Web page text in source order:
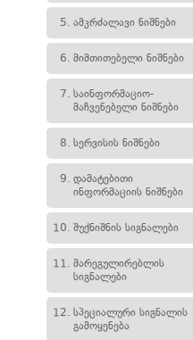
5. ამკრძალავი ნიშნები
6. მიმთითებელი ნიშნები
7. საინფორმაციო-
მაჩვენებელი ნიშნები
8. სერვისის ნიშნები
9. დამატებითი
ინფორმაციის ნიშნები
10. შუქნიშნის სიგნალები
11. მარეგულირებლის
სიგნალები
12. სპეციალური სიგნალის
გამოყენება